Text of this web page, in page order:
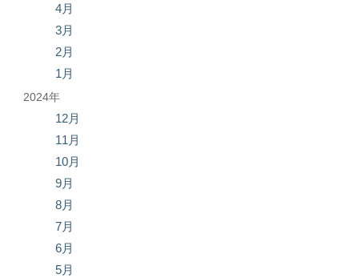
4月
3月
2月
1月
2024年
12月
11月
10月
9月
8月
7月
6月
5月